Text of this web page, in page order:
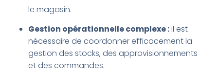
le magasin.
Gestion opérationnelle complexe :il est
nécessaire de coordonner efficacement la
gestion des stocks, des approvisionnements
et des commandes.